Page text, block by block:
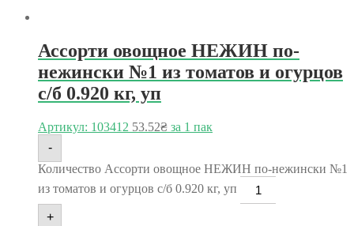
Ассорти овощное НЕЖИН по-
нежински №1 из томатов и огурцов
с/б 0.920 кг, уп
Артикул: 103412 53.52₴ за 1 пак
-
Количество Ассорти овощное НЕЖИН по-нежински №1
из томатов и огурцов с/б 0.920 кг, уп
+